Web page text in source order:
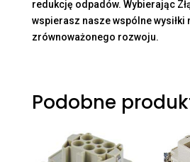
redukcję odpadów. Wybierając
wspierasz nasze wspólne wysiłki
zrównoważonego rozwoju.
Podobne